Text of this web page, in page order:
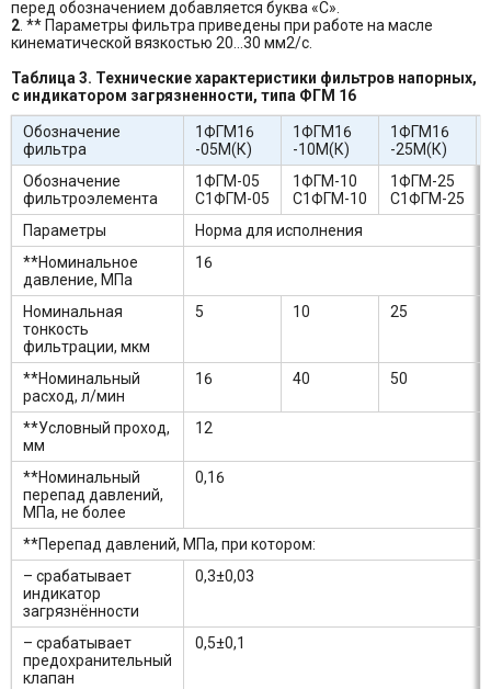
перед обозначением добавляется буква «С».
2. ** Параметры фильтра приведены при работе на масле
кинематической вязкостью 20…30 мм2/с.
Таблица 3. Технические характеристики фильтров напорных,
с индикатором загрязненности, типа ФГМ 16
Обозначение
фильтра
1ФГМ16
-05М(К)
1ФГМ16
-10М(К)
1ФГМ16
-25М(К)
Обозначение
фильтроэлемента
1ФГМ-05
С1ФГМ-05
1ФГМ-10
С1ФГМ-10
1ФГМ-25
С1ФГМ-25
Параметры
Норма для исполнения
**Номинальное
давление, МПа
16
Номинальная
тонкость
фильтрации, мкм
5 10 25
**Номинальный
расход, л/мин
16 40 50
**Условный проход,
мм
12
**Номинальный
перепад давлений,
МПа, не более
0,16
**Перепад давлений, МПа, при котором:
– срабатывает
индикатор
загрязнённости
0,3±0,03
– срабатывает
предохранительный
клапан
0,5±0,1